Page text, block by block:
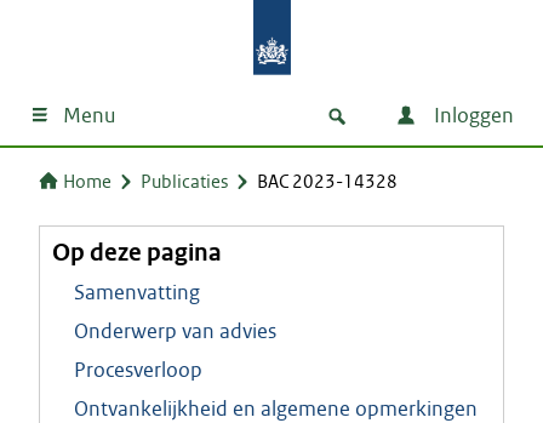
Menu Inloggen
Home Publicaties BAC 2023-14328
Op deze pagina
Samenvatting
Onderwerp van advies
Procesverloop
Ontvankelijkheid en algemene opmerkingen